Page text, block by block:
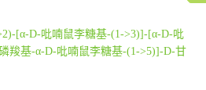
[α-D-吡喃鼠李糖基-(1->3)]-[α-D-吡
羧基-α-D-吡喃鼠李糖基-(1->5)]-D-甘